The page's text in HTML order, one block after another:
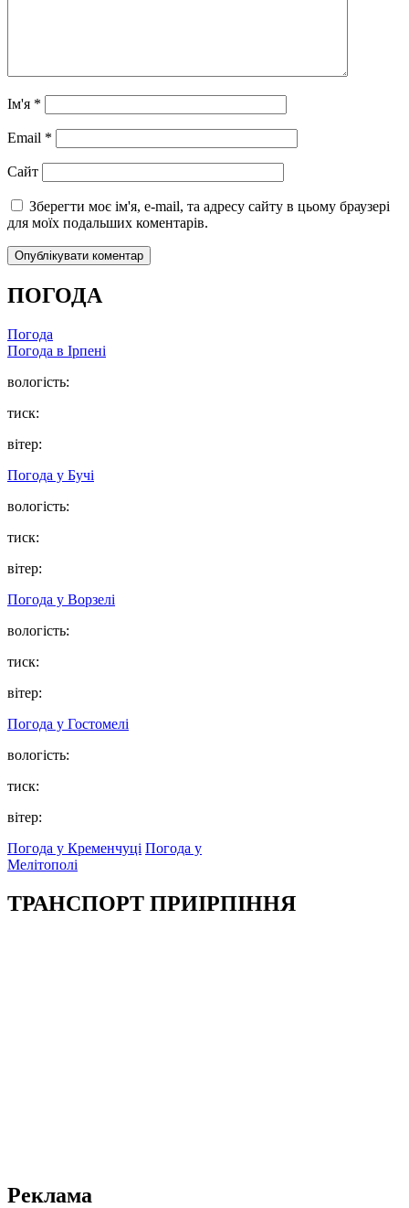
Ім'я *
Email *
Сайт
Зберегти моє ім'я, e-mail, та адресу сайту в цьому браузері
для моїх подальших коментарів.
ПОГОДА
Погода
Погода в Ірпені
вологість:
тиск:
вітер:
Погода у Бучі
вологість:
тиск:
вітер:
Погода у Ворзелі
вологість:
тиск:
вітер:
Погода у Гостомелі
вологість:
тиск:
вітер:
Погода у Кременчуці Погода у
Мелітополі
ТРАНСПОРТ ПРИІРПІННЯ
Реклама